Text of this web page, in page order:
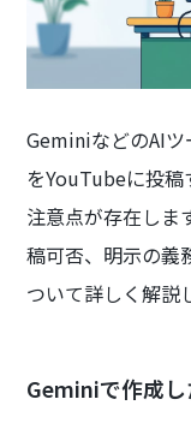
GeminiなどのAI
をYouTubeに投稿
注意点が存在しま
稿可否、明示の義
ついて詳しく解説
Geminiで作成